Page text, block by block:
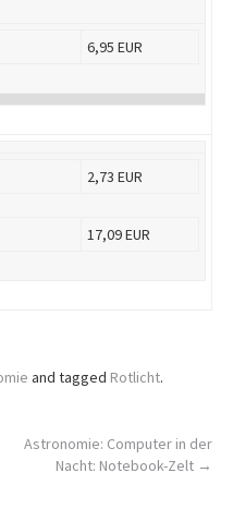
6,95 EUR
2,73 EUR
17,09 EUR
and tagged Rotlicht.
Astronomie: Computer in der
Nacht: Notebook-Zelt →